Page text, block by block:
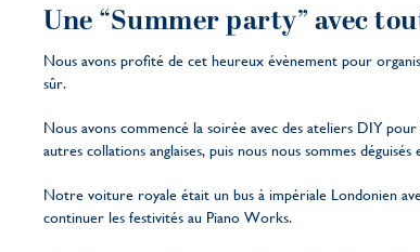
Une “Summer party” avec
Nous avons profité de cet heureux évènement pour
sûr.
Nous avons commencé la soirée avec des ateliers DIY
autres collations anglaises, puis nous nous sommes
Notre voiture royale était un bus à impériale Londonien
continuer les festivités au Piano Works.